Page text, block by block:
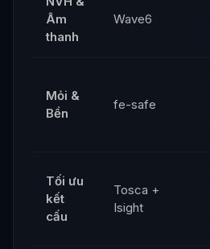
Âm
thanh
Wave6
Mỏi &
Bền
fe-safe
Tối ưu
kết
cấu
Tosca +
Isight